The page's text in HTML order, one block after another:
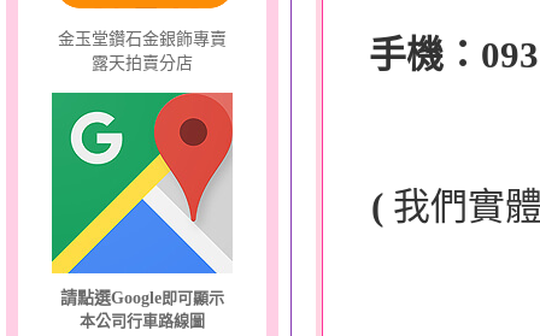
金玉堂鑽石金銀飾專賣
露天拍賣分店
請點選Google即可顯示
本公司行車路線圖
手機：
( 我們實